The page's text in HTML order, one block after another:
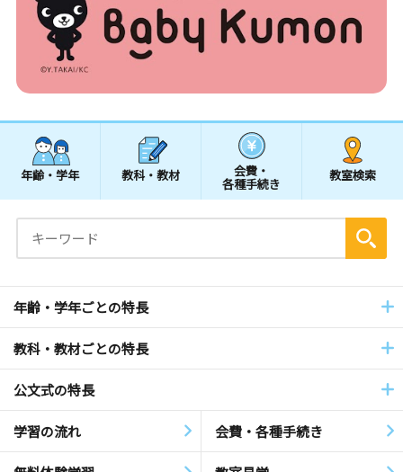
年齢・学年 教科・教材 会費・
各種手続き
教室検索
年齢・学年ごとの特長
教科・教材ごとの特長
公文式の特長
学習の流れ 会費・各種手続き